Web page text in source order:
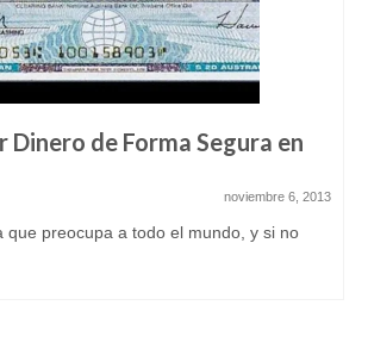
Dinero de Forma Segura en
noviembre 6, 2013
que preocupa a todo el mundo, y si no